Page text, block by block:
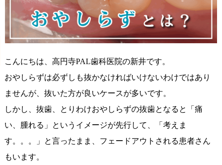
こんにちは、高円寺PAL歯科医院の新井です。
おやしらずは必ずしも抜かなければいけないわけではあり
ませんが、抜いた方が良いケースが多いです。
しかし、抜歯、とりわけおやしらずの抜歯となると「痛
い、腫れる」というイメージが先行して、「考えま
す。。。」と言ったまま、フェードアウトされる患者さん
もいます。